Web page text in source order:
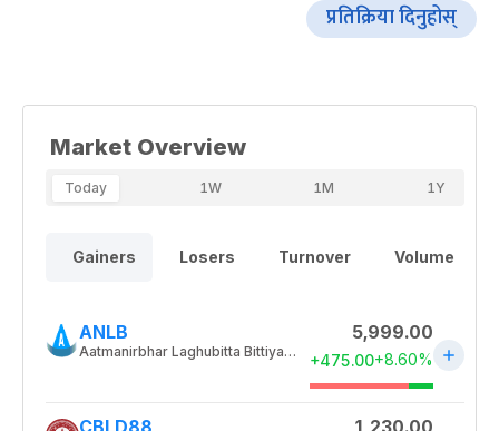
प्रतिक्रिया दिनुहोस्